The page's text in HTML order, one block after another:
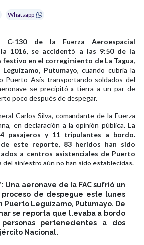
Whatsapp
C-130 de la Fuerza Aeroespacial
1016, se accidentó a las 9:50 de la
festivo en el corregimiento de La Tagua,
Putumayo, cuando cubría la
Puerto Asís transportando soldados del
se precipitó a tierra a un par de
poco después de despegar.
Carlos Silva, comandante de la Fuerza
en declaración a la opinión pública. La
pasajeros y 11 tripulantes a bordo.
este reporte, 83 heridos han sido
a centros asistenciales de Puerto
del siniestro aún no han sido establecidas.
Una aeronave de la FAC sufrió un
de despegue este lunes
Puerto Leguízamo, Putumayo. De
se reporta que llevaba a bordo
pertenecientes a dos
Nacional.